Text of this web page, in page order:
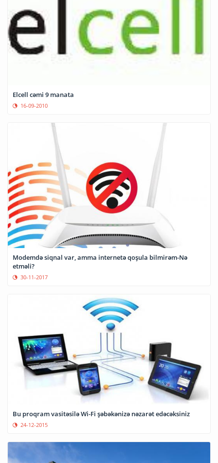
Elcell cəmi 9 manata
16-09-2010
Modemdə siqnal var, amma internetə qoşula bilmirəm-Nə
etməli?
30-11-2017
Bu proqram vasitəsilə Wi-Fi şəbəkənizə nəzarət edəcəksiniz
24-12-2015